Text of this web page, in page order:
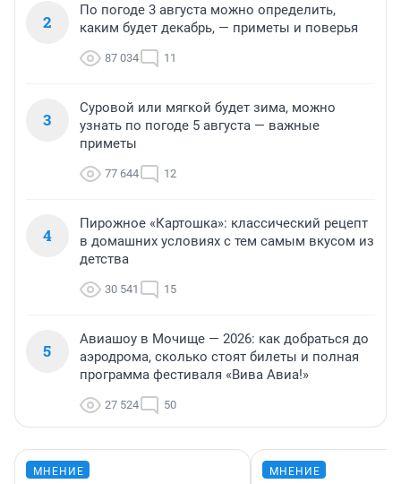
2
По погоде 3 августа можно определить,
каким будет декабрь, — приметы и поверья
87 034 11
3
Суровой или мягкой будет зима, можно
узнать по погоде 5 августа — важные
приметы
77 644 12
4
Пирожное «Картошка»: классический рецепт
в домашних условиях с тем самым вкусом из
детства
30 541 15
5
Авиашоу в Мочище — 2026: как добраться до
аэродрома, сколько стоят билеты и полная
программа фестиваля «Вива Авиа!»
27 524 50
МНЕНИЕ МНЕНИЕ